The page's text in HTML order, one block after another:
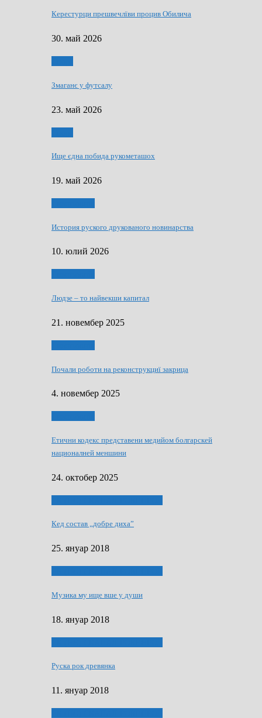
Керестурци прешвечлїви процив Обилича
30. май 2026
Змаганє у футсалу
23. май 2026
Ище єдна побида рукометашох
19. май 2026
История руского друкованого новинарства
10. юлий 2026
Людзе – то найвекши капитал
21. новембер 2025
Почали роботи на реконструкциї закрица
4. новембер 2025
Етични кодекс представени медийом болгарскей
националней меншини
24. октобер 2025
Кед состав „добре диха”
25. януар 2018
Музика му ище вше у души
18. януар 2018
Руска рок древянка
11. януар 2018